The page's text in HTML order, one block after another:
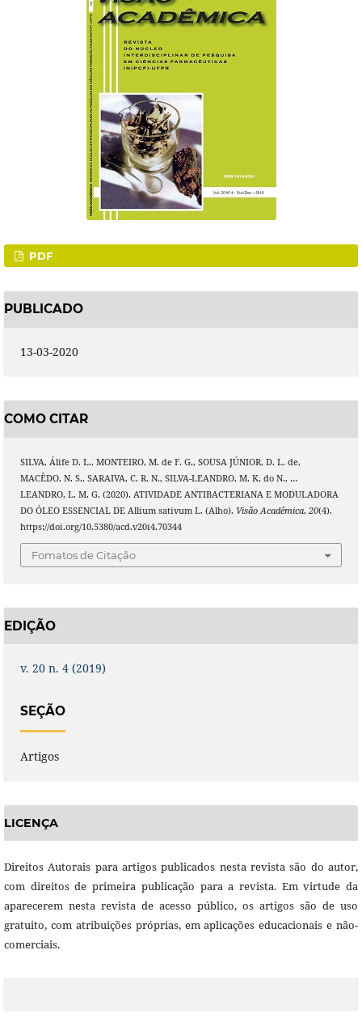
PDF
PUBLICADO
13-03-2020
COMO CITAR
SILVA, Álife D. L., MONTEIRO, M. de F. G., SOUSA JÚNIOR, D. L. de,
MACÊDO, N. S., SARAIVA, C. R. N., SILVA-LEANDRO, M. K. do N., …
LEANDRO, L. M. G. (2020). ATIVIDADE ANTIBACTERIANA E MODULADORA
DO ÓLEO ESSENCIAL DE Allium sativum L. (Alho). Visão Acadêmica, 20(4).
https://doi.org/10.5380/acd.v20i4.70344
Fomatos de Citação
EDIÇÃO
v. 20 n. 4 (2019)
SEÇÃO
Artigos
LICENÇA
Direitos Autorais para artigos publicados nesta revista são do autor,
com direitos de primeira publicação para a revista. Em virtude da
aparecerem nesta revista de acesso público, os artigos são de uso
gratuito, com atribuições próprias, em aplicações educacionais e não-
comerciais.